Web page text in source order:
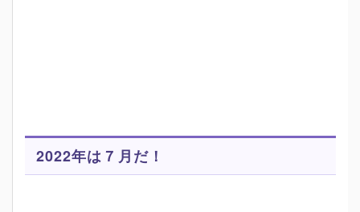
2022年は７月だ！